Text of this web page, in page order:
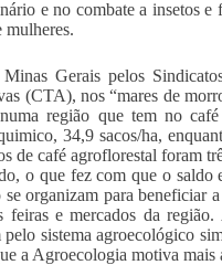
e no combate a insetos e
mulheres.
Gerais pelos
(CTA), nos “mares de
numa região que tem no
34,9 sacos/ha,
de café agroflorestal foram
o que fez com que o
organizam para beneficiar
e mercados da
sistema agroecológico
a Agroecologia motiva